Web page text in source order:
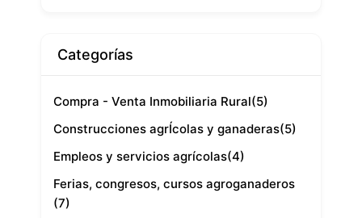
Categorías
Compra - Venta Inmobiliaria Rural(5)
Construcciones agrÍcolas y ganaderas(5)
Empleos y servicios agrícolas(4)
Ferias, congresos, cursos agroganaderos
(7)